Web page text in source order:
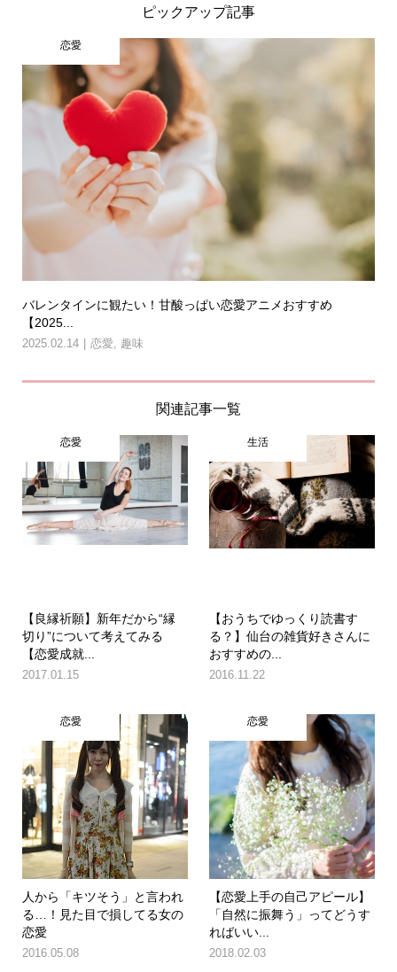
ピックアップ記事
恋愛
バレンタインに観たい！甘酸っぱい恋愛アニメおすすめ
【2025...
2025.02.14 恋愛, 趣味
関連記事一覧
恋愛
【良縁祈願】新年だから“縁
切り”について考えてみる
【恋愛成就...
2017.01.15
生活
【おうちでゆっくり読書す
る？】仙台の雑貨好きさんに
おすすめの...
2016.11.22
恋愛
人から「キツそう」と言われ
る…！見た目で損してる女の
恋愛
2016.05.08
恋愛
【恋愛上手の自己アピール】
「自然に振舞う」ってどうす
ればいい...
2018.02.03